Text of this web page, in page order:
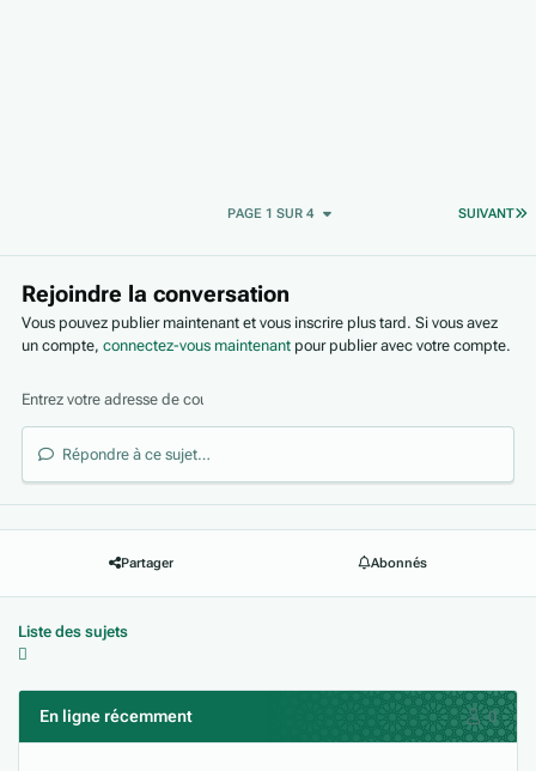
SUIVANT
PAGE 1 SUR 4
Rejoindre la conversation
Vous pouvez publier maintenant et vous inscrire plus tard. Si vous avez
un compte,connectez-vous maintenant pour publier avec votre compte.
Répondre à ce sujet…
Partager Abonnés
Liste des sujets
En ligne récemment 0